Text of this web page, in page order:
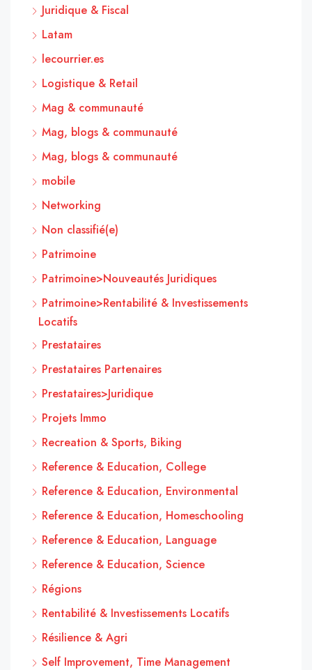
Juridique & Fiscal
Latam
lecourrier.es
Logistique & Retail
Mag & communauté
Mag, blogs & communauté
Mag, blogs & communauté
mobile
Networking
Non classifié(e)
Patrimoine
Patrimoine>Nouveautés Juridiques
Patrimoine>Rentabilité & Investissements
Locatifs
Prestataires
Prestataires Partenaires
Prestataires>Juridique
Projets Immo
Recreation & Sports, Biking
Reference & Education, College
Reference & Education, Environmental
Reference & Education, Homeschooling
Reference & Education, Language
Reference & Education, Science
Régions
Rentabilité & Investissements Locatifs
Résilience & Agri
Self Improvement, Time Management